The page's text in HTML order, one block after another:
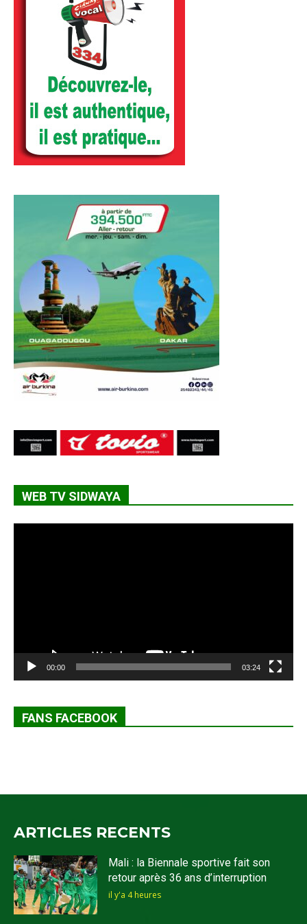
WEB TV SIDWAYA
00:00 03:24
FANS FACEBOOK
ARTICLES RECENTS
Mali : la Biennale sportive fait son
retour après 36 ans d’interruption
il y'a 4 heures